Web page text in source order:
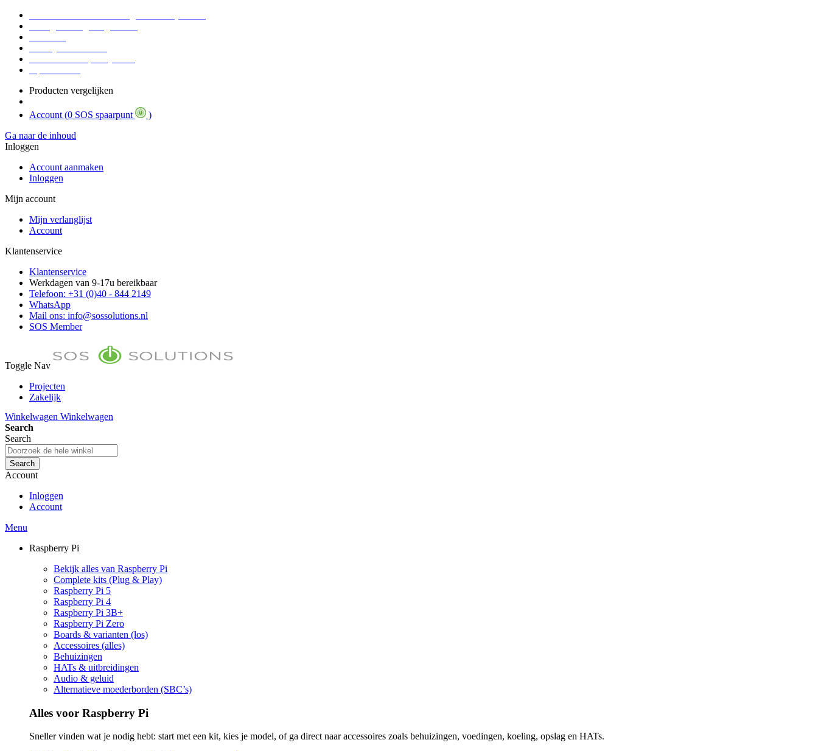
Producten vergelijken
Account (0 SOS spaarpunt
)
Ga naar de inhoud
Inloggen
Account aanmaken
Inloggen
Mijn account
Mijn verlanglijst
Account
Klantenservice
Klantenservice
Werkdagen van 9-17u bereikbaar
Telefoon: +31 (0)40 - 844 2149
WhatsApp
Mail ons: info@sossolutions.nl
SOS Member
Toggle Nav
Projecten
Zakelijk
Toon prijzen Incl. BTW
Toon prijzen Excl. BTW
Winkelwagen Winkelwagen
Search
Search
Search
Account
Inloggen
Account
Menu
Raspberry Pi
Bekijk alles van Raspberry Pi
Complete kits (Plug & Play)
Raspberry Pi 5
Raspberry Pi 4
Raspberry Pi 3B+
Raspberry Pi Zero
Boards & varianten (los)
Accessoires (alles)
Behuizingen
HATs & uitbreidingen
Audio & geluid
Alternatieve moederborden (SBC’s)
Alles voor Raspberry Pi
Sneller vinden wat je nodig hebt: start met een kit, kies je model, of ga direct naar accessoires zoals behuizingen, voedingen, koeling, opslag en HATs.